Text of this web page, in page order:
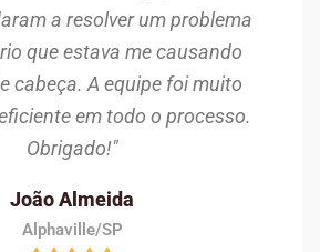
a resolver um problema
que estava me causando
cabeça. A equipe foi muito
em todo o processo.
Obrigado!"
João Almeida
Alphaville/SP